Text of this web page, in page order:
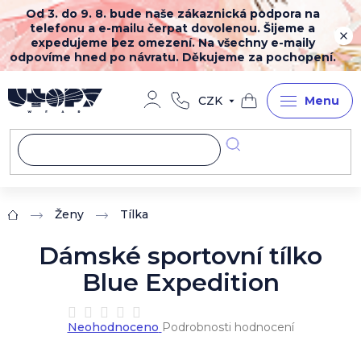
Přejít
na
obsah
Od 3. do 9. 8. bude naše zákaznická podpora na
telefonu a e-mailu čerpat dovolenou. Šijeme a
expedujeme bez omezení. Na všechny e-maily
odpovíme hned po návratu. Děkujeme za pochopení.
CZK
Nákupní
košík
Domů Ženy Tílka
Dámské sportovní tílko
Blue Expedition
Průměrné
hodnocení
Neohodnoceno Podrobnosti hodnocení